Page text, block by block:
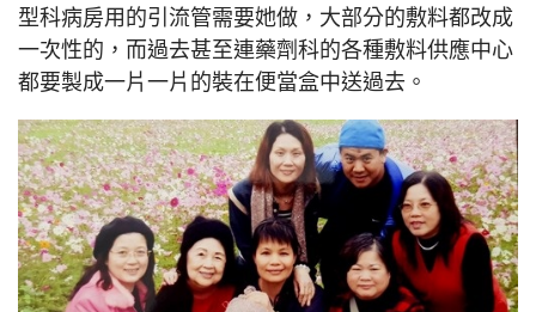
型科病房用的引流管需要她做，大部分的敷料都改成
一次性的，而過去甚至連藥劑科的各種敷料供應中心
都要製成一片一片的裝在便當盒中送過去。